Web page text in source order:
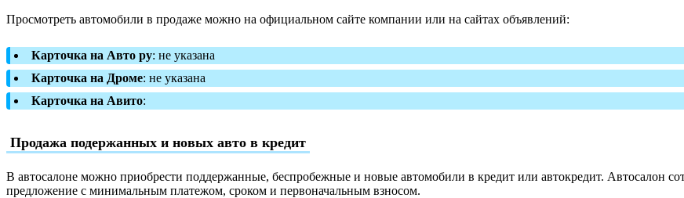
Просмотреть автомобили в продаже можно на официальном сайте компании или на сайтах объявлений:
Карточка на Авто ру: не указана
Карточка на Дроме: не указана
Карточка на Авито:
Продажа подержанных и новых авто в кредит
В автосалоне можно приобрести поддержанные, беспробежные и новые автомобили в кредит или автокредит. Автосалон
предложение с минимальным платежом, сроком и первоначальным взносом.